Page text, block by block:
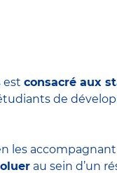
est consacré aux
de
les
au sein d’un